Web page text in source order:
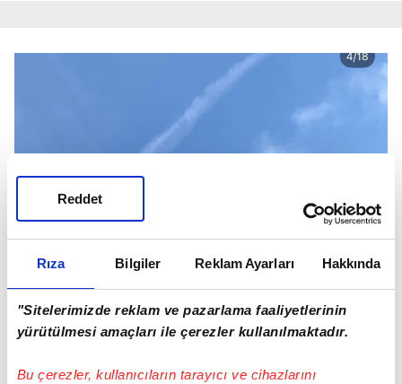
Rıza Bilgiler Reklam Ayarları Hakkında
"Sitelerimizde reklam ve pazarlama faaliyetlerinin
yürütülmesi amaçları ile çerezler kullanılmaktadır.
Bu çerezler, kullanıcıların tarayıcı ve cihazlarını
Reddet